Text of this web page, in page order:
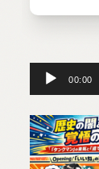
00:00